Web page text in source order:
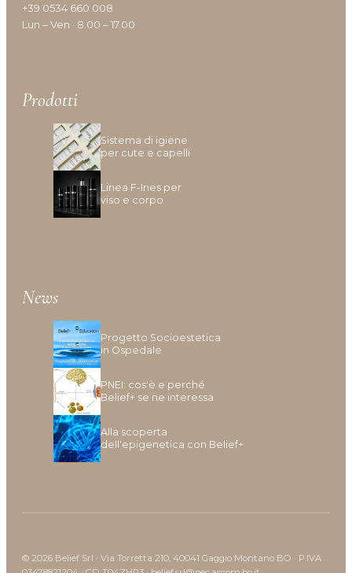
+39 0534 660 008
Lun – Ven · 8.00 – 17.00
Prodotti
Sistema di igiene
per cute e capelli
Linea F-Ines per
viso e corpo
News
Progetto Socioestetica
in Ospedale
PNEI: cos'è e perché
Belief+ se ne interessa
Alla scoperta
dell'epigenetica con Belief+
© 2026 Belief Srl · Via Torretta 210, 40041 Gaggio Montano BO · P.IVA